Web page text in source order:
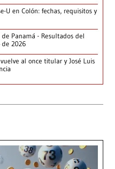
U en Colón: fechas, requisitos y
Panamá - Resultados del
de 2026
al once titular y José Luis